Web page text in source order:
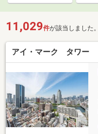
11,029件が該当しました。
アイ・マーク タワー